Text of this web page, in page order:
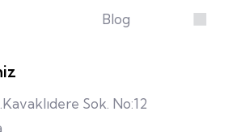
Blog
Sok. No:12